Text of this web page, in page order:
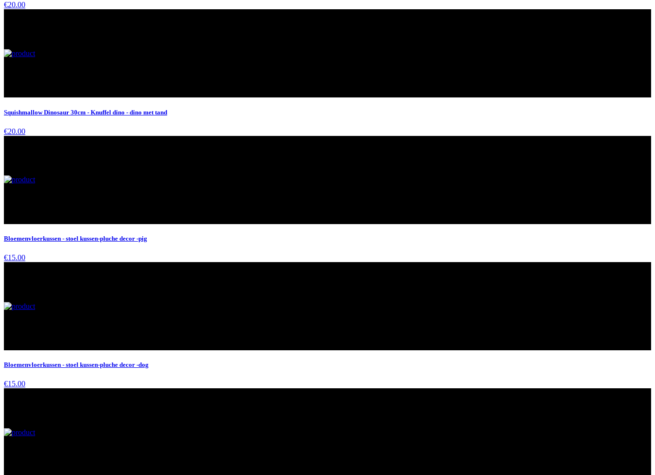
€20.00
Squishmallow Dinosaur 30cm - Knuffel dino - dino met tand
€20.00
Bloemenvloerkussen - stoel kussen-pluche decor -pig
€15.00
Bloemenvloerkussen - stoel kussen-pluche decor -dog
€15.00